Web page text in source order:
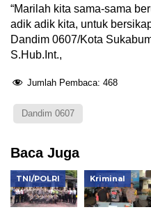
“Marilah kita sama-sama
adik adik kita, untuk
Dandim 0607/Kota
S.Hub.Int.,
Jumlah Pembaca: 468
Dandim 0607
Baca Juga
TNI/POLRI Kriminal